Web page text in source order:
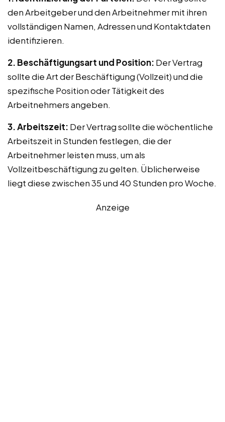
den Arbeitgeber und den Arbeitnehmer mit ihren
vollständigen Namen, Adressen und Kontaktdaten
identifizieren.
2. Beschäftigungsart und Position: Der Vertrag
sollte die Art der Beschäftigung (Vollzeit) und die
spezifische Position oder Tätigkeit des
Arbeitnehmers angeben.
3. Arbeitszeit: Der Vertrag sollte die wöchentliche
Arbeitszeit in Stunden festlegen, die der
Arbeitnehmer leisten muss, um als
Vollzeitbeschäftigung zu gelten. Üblicherweise
liegt diese zwischen 35 und 40 Stunden pro Woche.
Anzeige